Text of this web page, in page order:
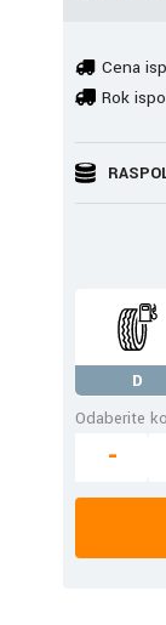
Cena
Rok
D
Odaberite
-